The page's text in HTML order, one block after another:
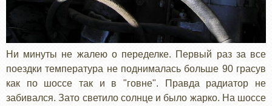
Ни минуты не жалею о переделке. Первый раз за все
поездки температура не поднималась больше 90 грасув
как по шоссе так и в "говне". Правда радиатор не
забивался. Зато светило солнце и было жарко. На шоссе